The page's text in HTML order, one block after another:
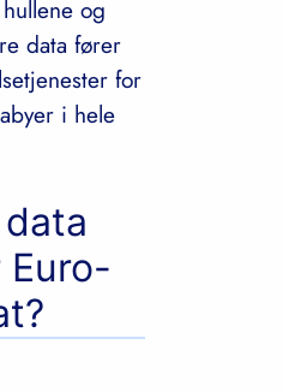
og
data fører
for
i hele
Euro-